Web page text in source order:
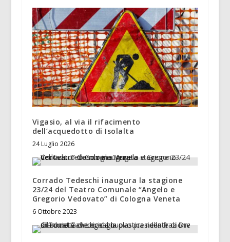
Vigasio, al via il rifacimento
dell’acquedotto di Isolalta
24 Luglio 2026
Corrado Tedeschi inaugura la stagione
23/24 del Teatro Comunale “Angelo e
Gregorio Vedovato” di Cologna Veneta
6 Ottobre 2023